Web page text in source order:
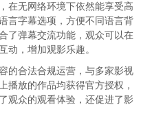
在无网络环境下依然能享受高
言字幕选项，方便不同语言背
了弹幕交流功能，观众可以在
动，增加观影乐趣。
的合法合规运营，与多家影视
播放的作品均获得官方授权，
观众的观看体验，还促进了影